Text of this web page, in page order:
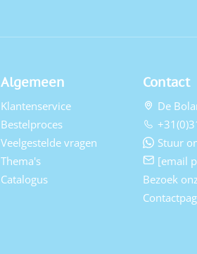
Algemeen
Klantenservice
Bestelproces
Veelgestelde vragen
Thema's
Catalogus
Contact
De
Stuur
[email
Bezoek